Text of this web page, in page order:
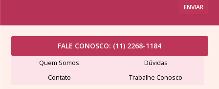
ENVIAR
FALE CONOSCO: (11) 2268-1184
Quem Somos
Dúvidas
Contato
Trabalhe Conosco